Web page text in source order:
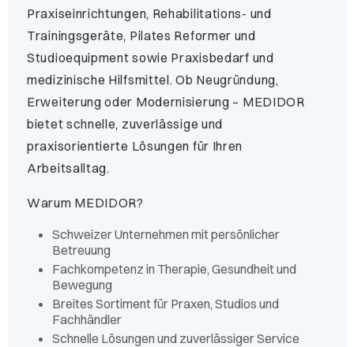
Praxiseinrichtungen, Rehabilitations- und
Trainingsgeräte, Pilates Reformer und
Studioequipment sowie Praxisbedarf und
medizinische Hilfsmittel. Ob Neugründung,
Erweiterung oder Modernisierung – MEDIDOR
bietet schnelle, zuverlässige und
praxisorientierte Lösungen für Ihren
Arbeitsalltag.
Warum MEDIDOR?
Schweizer Unternehmen mit persönlicher
Betreuung
Fachkompetenz in Therapie, Gesundheit und
Bewegung
Breites Sortiment für Praxen, Studios und
Fachhändler
Schnelle Lösungen und zuverlässiger Service